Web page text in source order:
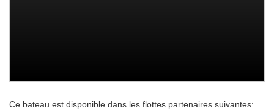
Ce bateau est disponible dans les flottes partenaires suivantes: